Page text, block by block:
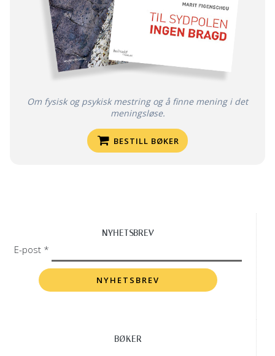
Om fysisk og psykisk mestring og å finne mening i det
meningsløse.
BESTILL BØKER
NYHETSBREV
E-post *
BØKER